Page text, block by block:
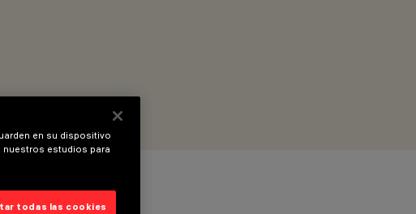
en su dispositivo
nuestros estudios para
todas las cookies